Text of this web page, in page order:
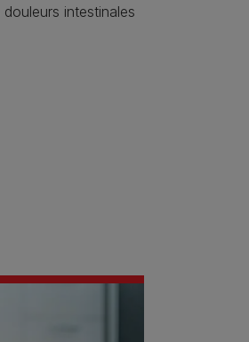
douleurs intestinales